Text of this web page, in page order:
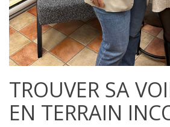
TROUVER SA
EN TERRAIN